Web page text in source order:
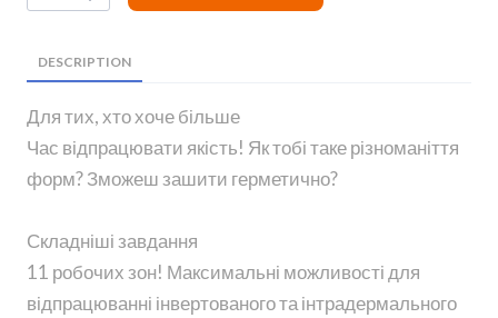
DESCRIPTION
Для тих, хто хоче більше
Час відпрацювати якість! Як тобі таке різноманіття
форм? Зможеш зашити герметично?
Складніші завдання
11 робочих зон! Максимальні можливості для
відпрацюванні інвертованого та інтрадермального